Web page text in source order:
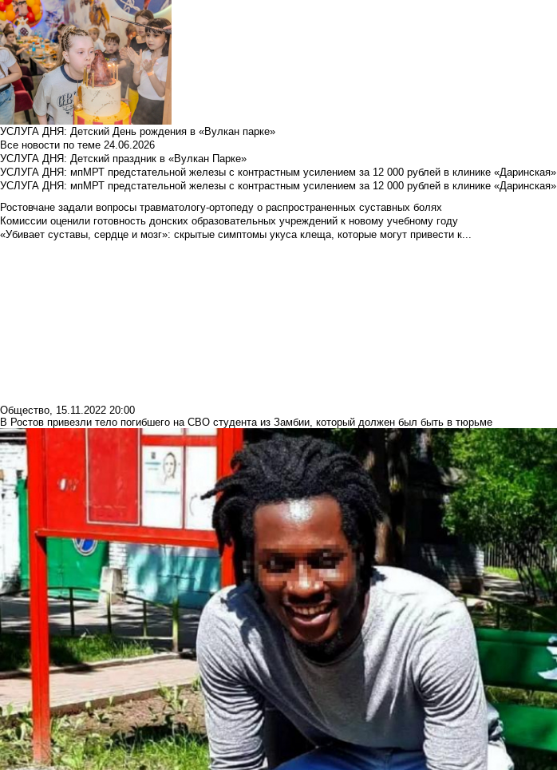
УСЛУГА ДНЯ: Детский День рождения в «Вулкан парке»
Все новости по теме 24.06.2026
УСЛУГА ДНЯ: Детский праздник в «Вулкан Парке»
УСЛУГА ДНЯ: мпМРТ предстательной железы с контрастным усилением за 12 000 рублей в клинике «Даринская»
УСЛУГА ДНЯ: мпМРТ предстательной железы с контрастным усилением за 12 000 рублей в клинике «Даринская»
Ростовчане задали вопросы травматологу-ортопеду о распространенных суставных болях
Комиссии оценили готовность донских образовательных учреждений к новому учебному году
«Убивает суставы, сердце и мозг»: скрытые симптомы укуса клеща, которые могут привести к...
Общество, 15.11.2022 20:00
В Ростов привезли тело погибшего на СВО студента из Замбии, который должен был быть в тюрьме